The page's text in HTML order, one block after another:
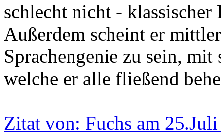
schlecht nicht -
Außerdem scheint er
Sprachengenie zu sein,
welche er alle fließend
Zitat von: Fuchs am